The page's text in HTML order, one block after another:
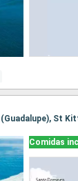
Comidas